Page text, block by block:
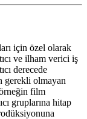
için özel olarak
ve ilham verici iş
derecede
gerekli olmayan
film
gruplarına hitap